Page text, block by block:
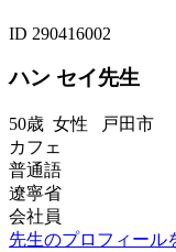
ID 290416002
ハン セイ先生
50歳 女性 戸田市
カフェ
普通語
遼寧省
会社員
先生のプロフィール